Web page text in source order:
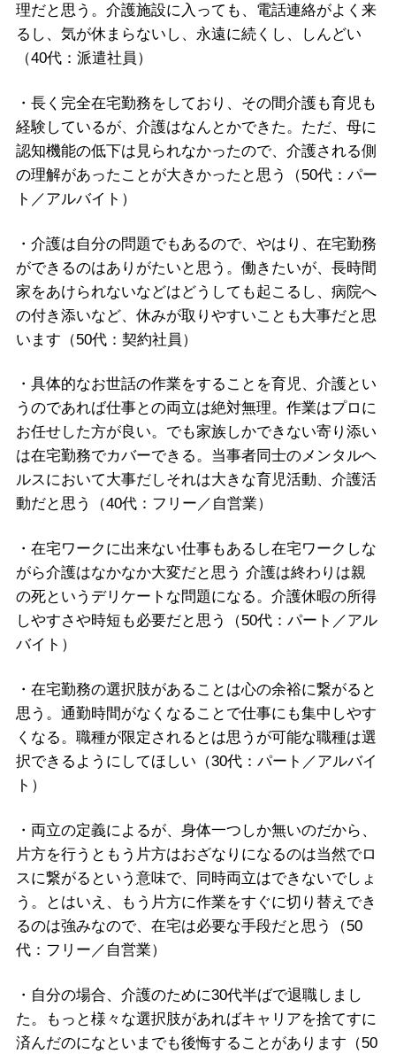
理だと思う。介護施設に入っても、電話連絡がよく来
るし、気が休まらないし、永遠に続くし、しんどい
（40代：派遣社員）
・長く完全在宅勤務をしており、その間介護も育児も
経験しているが、介護はなんとかできた。ただ、母に
認知機能の低下は見られなかったので、介護される側
の理解があったことが大きかったと思う（50代：パー
ト／アルバイト）
・介護は自分の問題でもあるので、やはり、在宅勤務
ができるのはありがたいと思う。働きたいが、長時間
家をあけられないなどはどうしても起こるし、病院へ
の付き添いなど、休みが取りやすいことも大事だと思
います（50代：契約社員）
・具体的なお世話の作業をすることを育児、介護とい
うのであれば仕事との両立は絶対無理。作業はプロに
お任せした方が良い。でも家族しかできない寄り添い
は在宅勤務でカバーできる。当事者同士のメンタルヘ
ルスにおいて大事だしそれは大きな育児活動、介護活
動だと思う（40代：フリー／自営業）
・在宅ワークに出来ない仕事もあるし在宅ワークしな
がら介護はなかなか大変だと思う 介護は終わりは親
の死というデリケートな問題になる。介護休暇の所得
しやすさや時短も必要だと思う（50代：パート／アル
バイト）
・在宅勤務の選択肢があることは心の余裕に繋がると
思う。通勤時間がなくなることで仕事にも集中しやす
くなる。職種が限定されるとは思うが可能な職種は選
択できるようにしてほしい（30代：パート／アルバイ
ト）
・両立の定義によるが、身体一つしか無いのだから、
片方を行うともう片方はおざなりになるのは当然でロ
スに繋がるという意味で、同時両立はできないでしょ
う。とはいえ、もう片方に作業をすぐに切り替えでき
るのは強みなので、在宅は必要な手段だと思う（50
代：フリー／自営業）
・自分の場合、介護のために30代半ばで退職しまし
た。もっと様々な選択肢があればキャリアを捨てすに
済んだのになといまでも後悔することがあります（50